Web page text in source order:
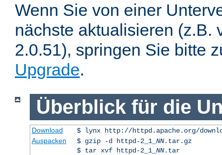
Wenn Sie von einer
nächste aktualisieren (z.B.
2.0.51), springen Sie bitte
Upgrade.
Überblick für die
Download
$ lynx http://httpd.apache.org/
Auspacken
$ gzip -d httpd-2_1_ NN.tar.gz
$ tar xvf httpd-2_1_ NN.tar